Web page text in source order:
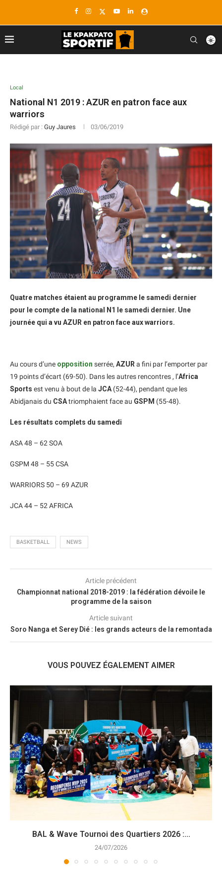
Local
National N1 2019 : AZUR en patron face aux
warriors
Rédigé par : Guy Jaures 03/06/2019
Quatre matches étaient au programme le samedi dernier
pour le compte de la national N1 le samedi dernier. Une
journée qui a vu AZUR en patron face aux warriors.
Au cours d’une opposition serrée, AZUR a fini par l’emporter par
19 points d’écart (69-50). Dans les autres rencontres , l’Africa
Sports est venu à bout de la JCA (52-44), pendant que les
Abidjanais du CSAtriomphaient face au GSPM (55-48).
Les résultats complets du samedi
ASA 48 – 62 SOA
GSPM 48 – 55 CSA
WARRIORS 50 – 69 AZUR
JCA 44 – 52 AFRICA
BASKETBALL NEWS
Article précédent
Championnat national 2018-2019 : la fédération dévoile le
programme de la saison
Article suivant
Soro Nanga et Serey Dié : les grands acteurs de la remontada
VOUS POUVEZ ÉGALEMENT AIMER
BAL & Wave Tournoi des Quartiers 2026 :...
24/07/2026